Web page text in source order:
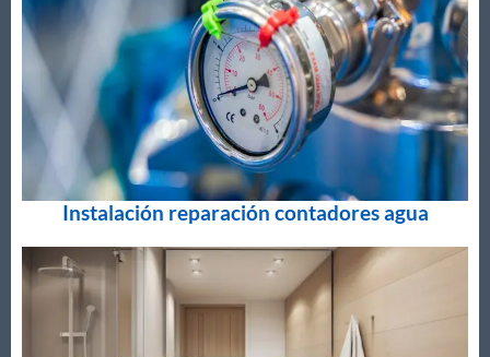
Instalación reparación contadores agua